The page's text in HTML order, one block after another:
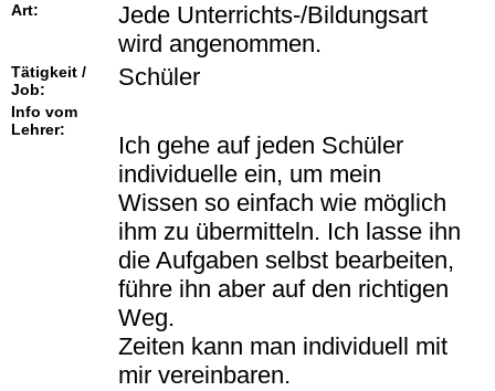
Art:
Jede Unterrichts-/Bildungsart
wird angenommen.
Tätigkeit /
Job:
Schüler
Info vom
Lehrer:
Ich gehe auf jeden Schüler
individuelle ein, um mein
Wissen so einfach wie möglich
ihm zu übermitteln. Ich lasse ihn
die Aufgaben selbst bearbeiten,
führe ihn aber auf den richtigen
Weg.
Zeiten kann man individuell mit
mir vereinbaren.